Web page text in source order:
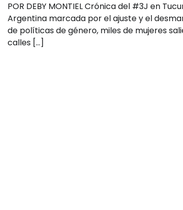
POR DEBY MONTIEL Crónica del #3J en
Argentina marcada por el ajuste y el
de políticas de género, miles de mujeres
calles […]